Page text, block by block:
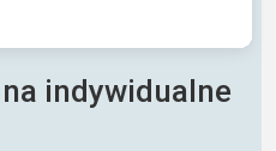
indywidualne